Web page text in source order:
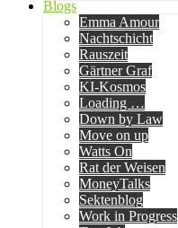
Blogs
Emma Amour
Nachtschicht
Rauszeit
Gärtner Graf
KI-Kosmos
Loading …
Down by Law
Move on up
Watts On
Rat der Weisen
MoneyTalks
Sektenblog
Work in Progress